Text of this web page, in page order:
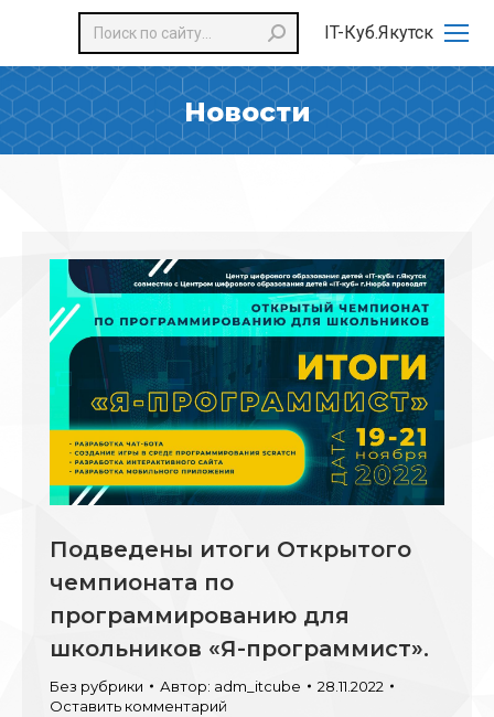
IT-Куб.Якутск
Поиск:
Новости
Подведены итоги Открытого
чемпионата по
программированию для
школьников «Я-программист».
Без рубрики Автор: adm_itcube
28.11.2022
Оставить комментарий